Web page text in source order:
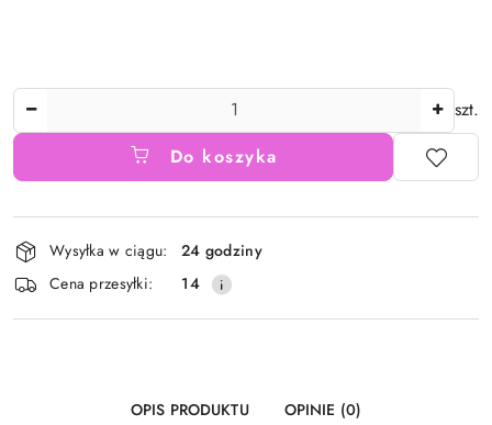
szt.
Do koszyka
Dostępność
i
dostawa
Wysyłka w ciągu:
24 godziny
Cena przesyłki:
14
OPIS PRODUKTU OPINIE (0)